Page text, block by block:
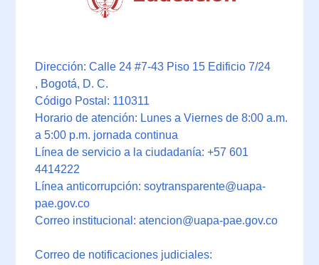
Dirección: Calle 24 #7-43 Piso 15 Edificio 7/24
, Bogotá, D. C.
Código Postal: 110311
Horario de atención: Lunes a Viernes de 8:00 a.m.
a 5:00 p.m. jornada continua
Línea de servicio a la ciudadanía: +57 601
4414222
Línea anticorrupción: soytransparente@uapa-
pae.gov.co
Correo institucional: atencion@uapa-pae.gov.co
Correo de notificaciones judiciales: